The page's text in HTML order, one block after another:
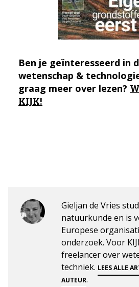
Ben je geïnteresseerd in
wetenschap &
graag meer over lezen?
KIJK!
Gieljan de Vries
natuurkunde en is
Europese
onderzoek. Voor
freelancer over
techniek. LEES ALLE
AUTEUR.